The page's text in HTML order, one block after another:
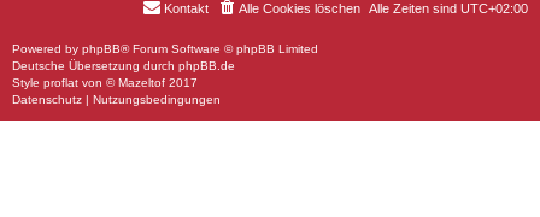
Alle Zeiten sind UTC+02:00
Alle Cookies löschen
Kontakt
Powered by phpBB® Forum Software © phpBB Limited
Deutsche Übersetzung durch phpBB.de
Style proflat von ©Mazeltof 2017
Datenschutz | Nutzungsbedingungen